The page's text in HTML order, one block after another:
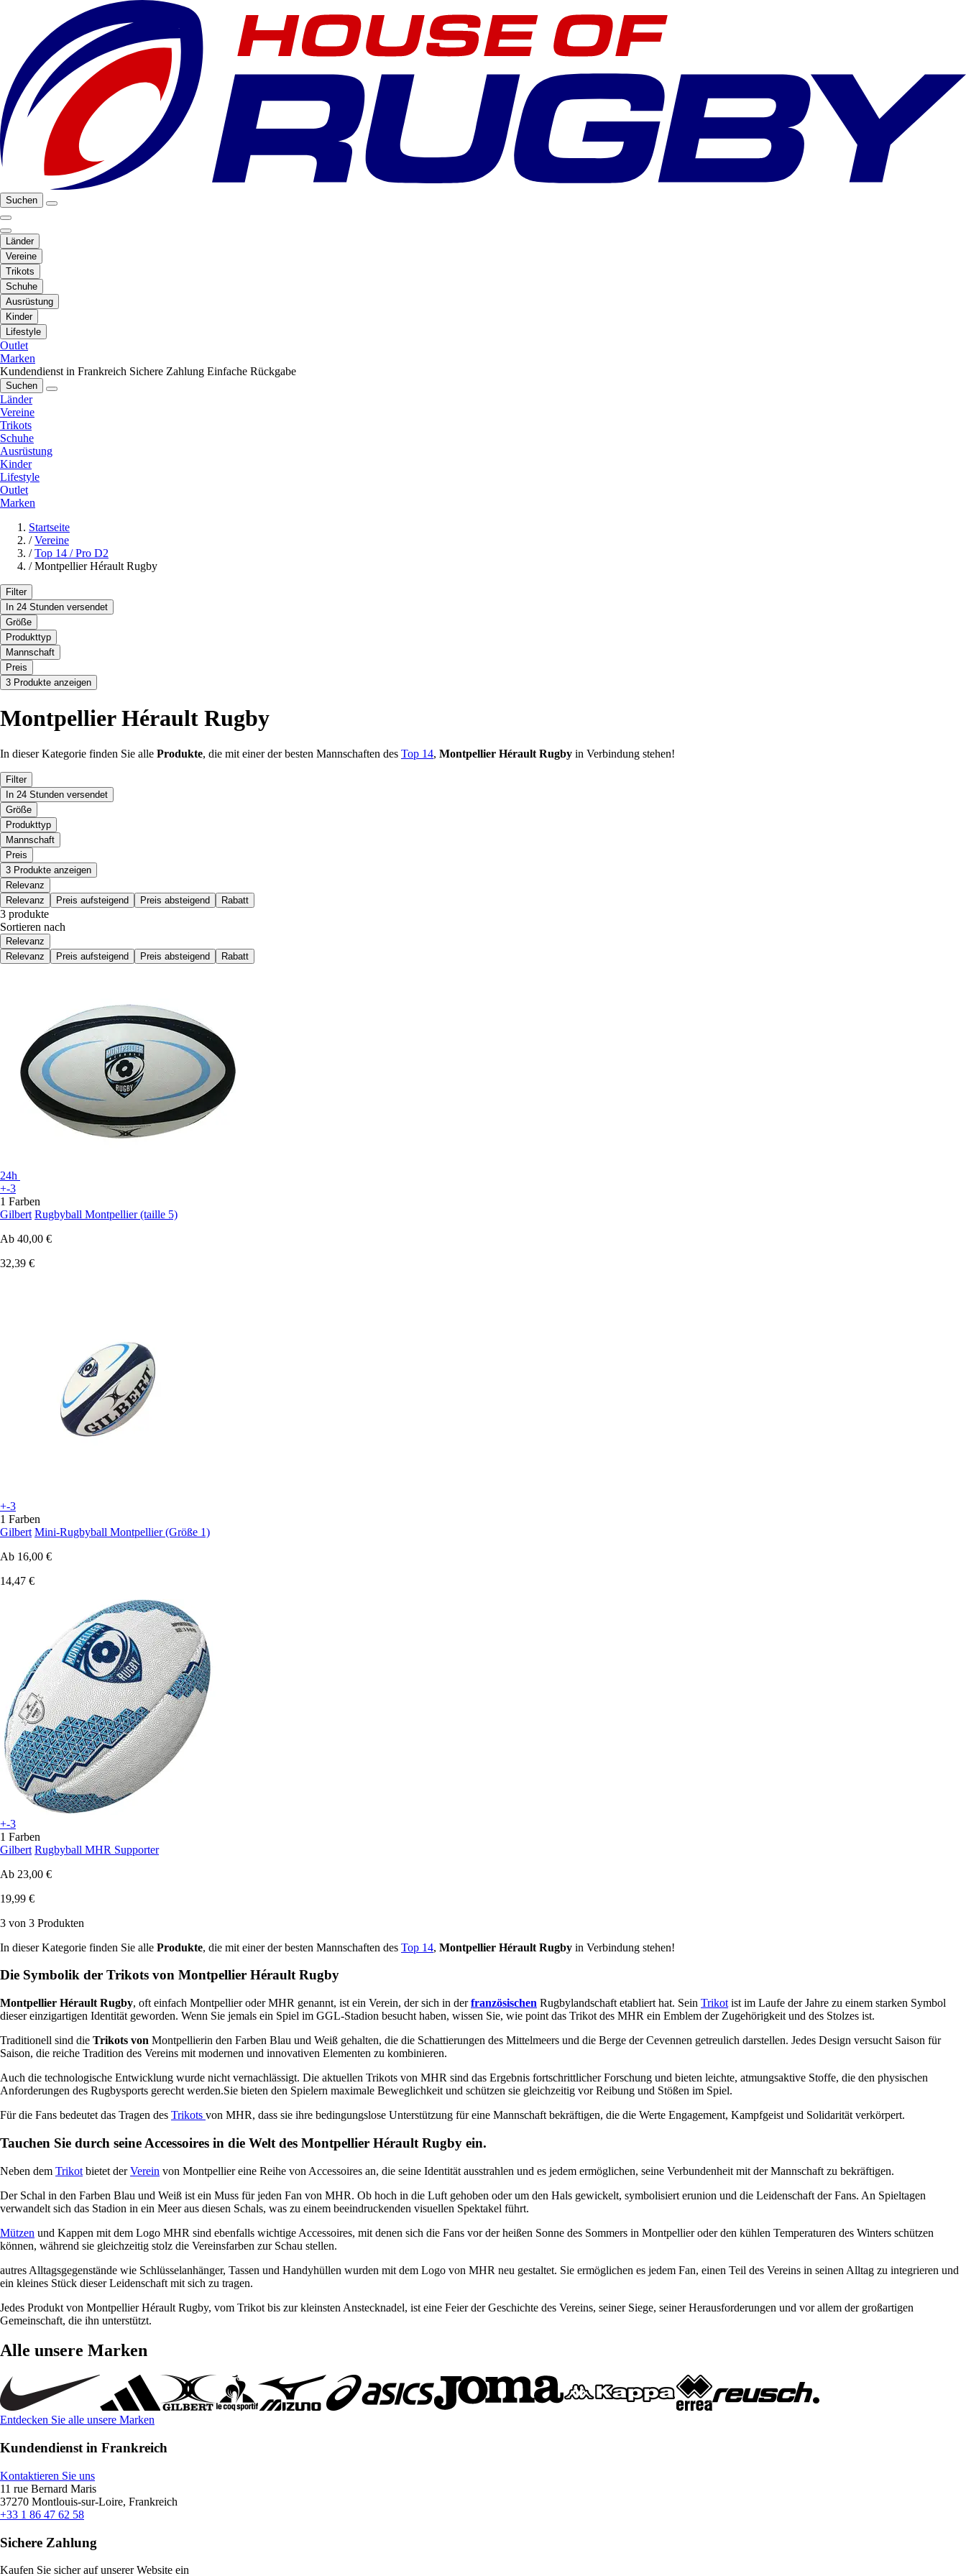
Suchen
Länder
Vereine
Trikots
Schuhe
Ausrüstung
Kinder
Lifestyle
Outlet
Marken
Kundendienst in Frankreich Sichere Zahlung Einfache Rückgabe
Suchen
Länder
Vereine
Trikots
Schuhe
Ausrüstung
Kinder
Lifestyle
Outlet
Marken
Startseite
/ Vereine
/ Top 14 / Pro D2
/ Montpellier Hérault Rugby
Filter
In 24 Stunden versendet
Größe
Produkttyp
Mannschaft
Preis
3 Produkte anzeigen
Montpellier Hérault Rugby
In dieser Kategorie finden Sie alle Produkte, die mit einer der besten Mannschaften des Top 14, Montpellier Hérault Rugby in Verbindung stehen!
Filter
In 24 Stunden versendet
Größe
Produkttyp
Mannschaft
Preis
3 Produkte anzeigen
Relevanz
Relevanz
Preis aufsteigend Preis absteigend Rabatt
3 produkte
Sortieren nach
Relevanz
Relevanz
Preis aufsteigend Preis absteigend Rabatt
24h
+-3
1 Farben
Gilbert Rugbyball Montpellier (taille 5)
Ab 40,00 €
32,39 €
+-3
1 Farben
Gilbert Mini-Rugbyball Montpellier (Größe 1)
Ab 16,00 €
14,47 €
+-3
1 Farben
Gilbert Rugbyball MHR Supporter
Ab 23,00 €
19,99 €
3 von 3 Produkten
In dieser Kategorie finden Sie alle Produkte, die mit einer der besten Mannschaften des Top 14, Montpellier Hérault Rugby in Verbindung stehen!
Die Symbolik der Trikots von Montpellier Hérault Rugby
Montpellier Hérault Rugby, oft einfach Montpellier oder MHR genannt, ist ein Verein, der sich in derfranzösischen Rugbylandschaft etabliert hat. Sein Trikot ist im Laufe der Jahre zu einem starken Symbol
dieser einzigartigen Identität geworden. Wenn Sie jemals ein Spiel im GGL-Stadion besucht haben, wissen Sie, wie point das Trikot des MHR ein Emblem der Zugehörigkeit und des Stolzes ist.
Traditionell sind die Trikots von Montpellierin den Farben Blau und Weiß gehalten, die die Schattierungen des Mittelmeers und die Berge der Cevennen getreulich darstellen. Jedes Design versucht Saison für
Saison, die reiche Tradition des Vereins mit modernen und innovativen Elementen zu kombinieren.
Auch die technologische Entwicklung wurde nicht vernachlässigt. Die aktuellen Trikots von MHR sind das Ergebnis fortschrittlicher Forschung und bieten leichte, atmungsaktive Stoffe, die den physischen
Anforderungen des Rugbysports gerecht werden.Sie bieten den Spielern maximale Beweglichkeit und schützen sie gleichzeitig vor Reibung und Stößen im Spiel.
Für die Fans bedeutet das Tragen des Trikots von MHR, dass sie ihre bedingungslose Unterstützung für eine Mannschaft bekräftigen, die die Werte Engagement, Kampfgeist und Solidarität verkörpert.
Tauchen Sie durch seine Accessoires in die Welt des Montpellier Hérault Rugby ein.
Neben dem Trikot bietet derVerein von Montpellier eine Reihe von Accessoires an, die seine Identität ausstrahlen und es jedem ermöglichen, seine Verbundenheit mit der Mannschaft zu bekräftigen.
Der Schal in den Farben Blau und Weiß ist ein Muss für jeden Fan von MHR. Ob hoch in die Luft gehoben oder um den Hals gewickelt, symbolisiert erunion und die Leidenschaft der Fans. An Spieltagen
verwandelt sich das Stadion in ein Meer aus diesen Schals, was zu einem beeindruckenden visuellen Spektakel führt.
Mützen und Kappen mit dem Logo MHR sind ebenfalls wichtige Accessoires, mit denen sich die Fans vor der heißen Sonne des Sommers in Montpellier oder den kühlen Temperaturen des Winters schützen
können, während sie gleichzeitig stolz die Vereinsfarben zur Schau stellen.
autres Alltagsgegenstände wie Schlüsselanhänger, Tassen und Handyhüllen wurden mit dem Logo von MHR neu gestaltet. Sie ermöglichen es jedem Fan, einen Teil des Vereins in seinen Alltag zu integrieren und
ein kleines Stück dieser Leidenschaft mit sich zu tragen.
Jedes Produkt von Montpellier Hérault Rugby, vom Trikot bis zur kleinsten Anstecknadel, ist eine Feier der Geschichte des Vereins, seiner Siege, seiner Herausforderungen und vor allem der großartigen
Gemeinschaft, die ihn unterstützt.
Alle unsere Marken
Entdecken Sie alle unsere Marken
Kundendienst in Frankreich
Kontaktieren Sie uns
11 rue Bernard Maris
37270 Montlouis-sur-Loire, Frankreich
+33 1 86 47 62 58
Sichere Zahlung
Kaufen Sie sicher auf unserer Website ein